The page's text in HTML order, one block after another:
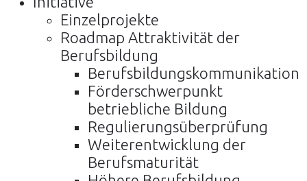
Einzelprojekte
Roadmap Attraktivität der
Berufsbildung
Berufsbildungskommunikation
Förderschwerpunkt
betriebliche Bildung
Regulierungsüberprüfung
Weiterentwicklung der
Berufsmaturität